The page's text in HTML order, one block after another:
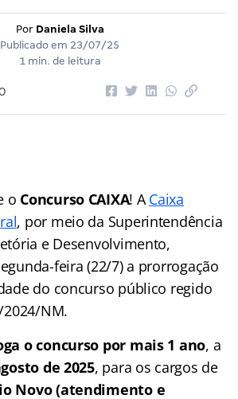
Por Daniela Silva
Publicado em 23/07/25
1 min. de leitura
o Concurso CAIXA! ACaixa
, por meio da Superintendência
e Desenvolvimento,
feira (22/7) a prorrogação
do concurso público regido
NM.
o concurso por mais 1 ano, a
de 2025, para os cargos de
Novo(atendimento e